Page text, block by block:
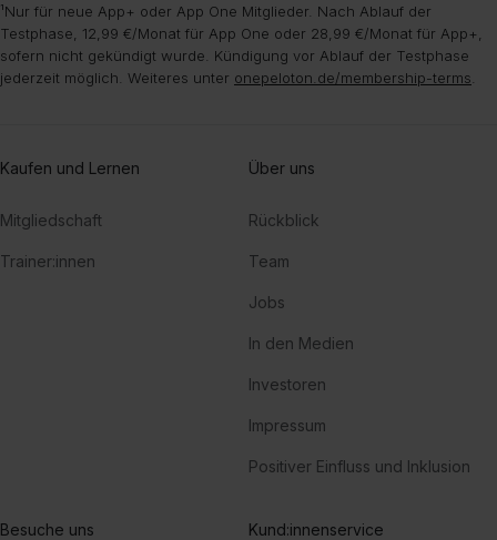
¹Nur für neue App+ oder App One Mitglieder. Nach Ablauf der
Testphase, 12,99 €/Monat für App One oder 28,99 €/Monat für App+,
sofern nicht gekündigt wurde. Kündigung vor Ablauf der Testphase
jederzeit möglich. Weiteres unter onepeloton.de/membership-terms
Kaufen und Lernen
Mitgliedschaft
Trainer:innen
Über uns
Rückblick
Team
Jobs
In den Medien
Investoren
Impressum
Positiver Einfluss und Inklusion
Besuche uns Kund:innenservice